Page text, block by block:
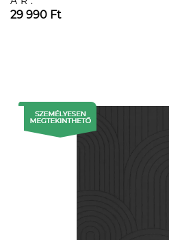
29 990 Ft